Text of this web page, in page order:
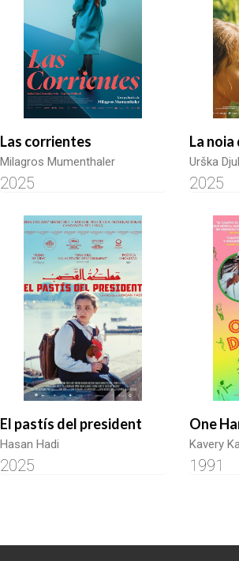
Las corrientes
Milagros Mumenthaler
2025
La
Urška
2025
El pastís del president
Hasan Hadi
2025
One
Kavery
1991